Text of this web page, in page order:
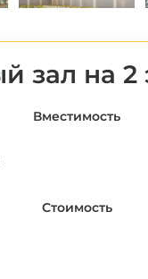
зал на 2
Вместимость
Стоимость